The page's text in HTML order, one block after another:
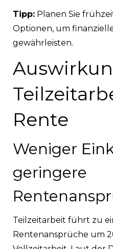
Tipp: Planen Sie
Optionen, um
gewährleisten.
Rente
Weniger
geringere
Teilzeitarbeit führt zu
Rentenansprüche um